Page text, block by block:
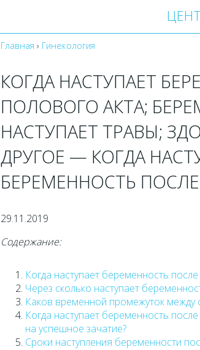
Главная › Гинекология
КОГДА НАСТУПАЕТ
ПОЛОВОГО АКТА;
НАСТУПАЕТ ТРАВЫ;
ДРУГОЕ — КОГДА
БЕРЕМЕННОСТЬ
29.11.2019
Содержание:
Когда наступает беременность
Через сколько наступает
Каков временной промежуток между
Когда наступает беременность
на успешное зачатие?
Сроки наступления беременности